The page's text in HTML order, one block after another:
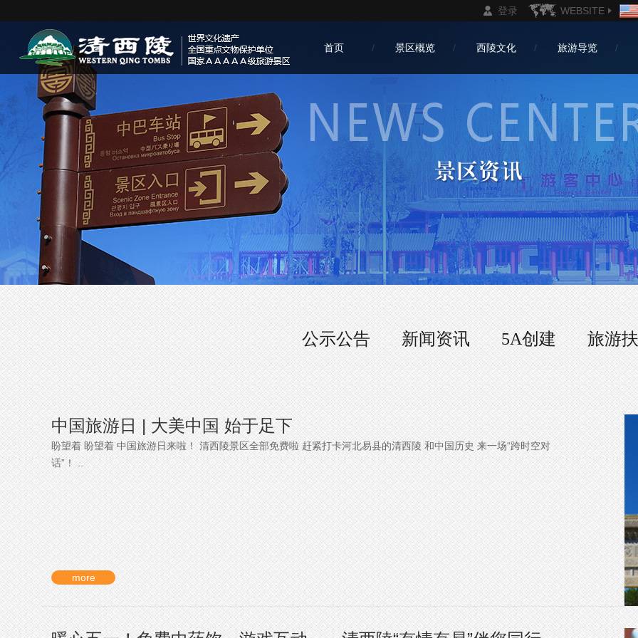
WEBSITE
登录
首页 景区概览 西陵文化 旅游导览
公示公告 新闻资讯 5A创建 旅游
中国旅游日 | 大美中国 始于足下
盼望着 盼望着 中国旅游日来啦！ 清西陵景区全部免费啦 赶紧打卡河北易县的清西陵 和中国历史 来一场“跨时空对
话”！ ..
more